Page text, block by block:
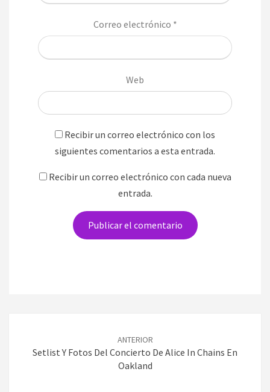
Correo electrónico *
Web
Recibir un correo electrónico con los
siguientes comentarios a esta entrada.
Recibir un correo electrónico con cada nueva
entrada.
entradas
ANTERIOR
Setlist Y Fotos Del Concierto De Alice In Chains En
Oakland